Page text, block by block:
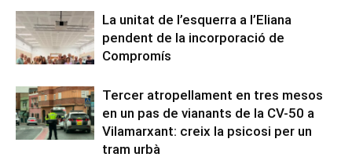
La unitat de l’esquerra a l’Eliana
pendent de la incorporació de
Compromís
Tercer atropellament en tres mesos
en un pas de vianants de la CV-50 a
Vilamarxant: creix la psicosi per un
tram urbà